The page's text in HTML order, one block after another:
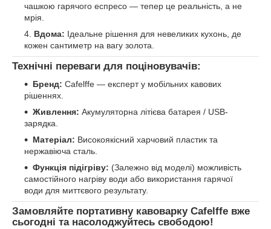
чашкою гарячого еспресо — тепер це реальність, а не
мрія.
Вдома: Ідеальне рішення для невеликих кухонь, де
кожен сантиметр на вагу золота.
Технічні переваги для поціновувачів:
Бренд: Cafelffe — експерт у мобільних кавових
рішеннях.
Живлення: Акумуляторна літієва батарея / USB-
зарядка.
Матеріал: Високоякісний харчовий пластик та
нержавіюча сталь.
Функція підігріву: (Залежно від моделі) можливість
самостійного нагріву води або використання гарячої
води для миттєвого результату.
Замовляйте портативну кавоварку Cafelffe вже
сьогодні та насолоджуйтесь свободою!